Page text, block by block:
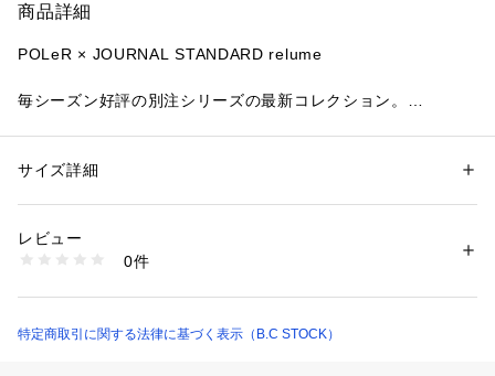
商品詳細
POLeR × JOURNAL STANDARD relume
毎シーズン好評の別注シリーズの最新コレクション。
た。単色では表現できない奥行きと表情を出すため、3色の糸
当時の雰囲気を残しつつ、現代のファッションにも馴染む特別
なアイテムです。
サーファー、スケーター、スノーボーダーのライフスタイルを
性別：メンズ
プ・ビーニー
生産国：中国
洗濯：本体:手洗い可能
商品番号：1099200034087 （モール）
サイズ詳細
レビュー
0件
特定商取引に関する法律に基づく表示（B.C STOCK）